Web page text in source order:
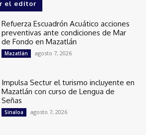
el editor
Refuerza Escuadrón Acuático acciones
preventivas ante condiciones de Mar
de Fondo en Mazatlán
Mazatlán agosto 7, 2026
Impulsa Sectur el turismo incluyente en
Mazatlán con curso de Lengua de
Señas
Sinaloa agosto 7, 2026